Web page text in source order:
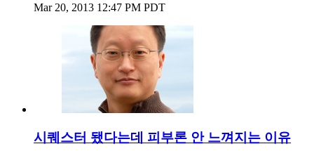
Mar 20, 2013 12:47 PM PDT
시퀘스터 됐다는데 피부론 안 느껴지는 이유